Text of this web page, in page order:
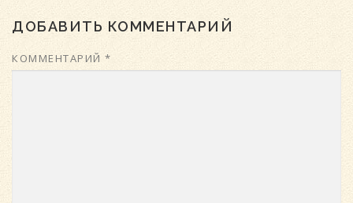
ДОБАВИТЬ КОММЕНТАРИЙ
КОММЕНТАРИЙ *